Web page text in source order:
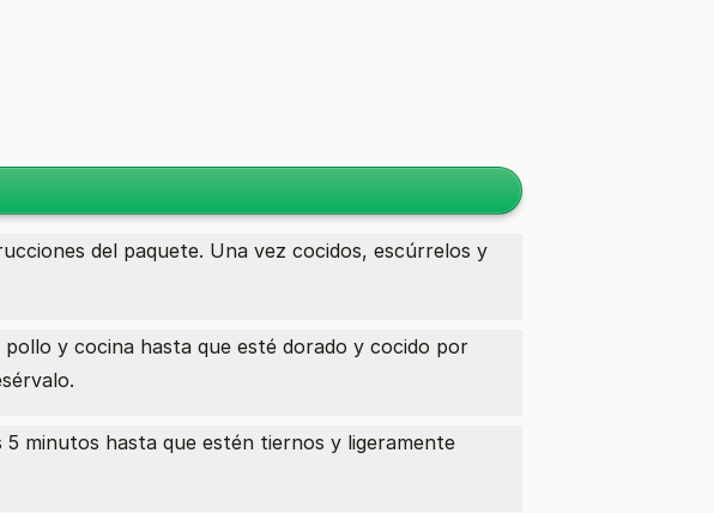
del paquete. Una vez cocidos, escúrrelos y
y cocina hasta que esté dorado y cocido por
minutos hasta que estén tiernos y ligeramente